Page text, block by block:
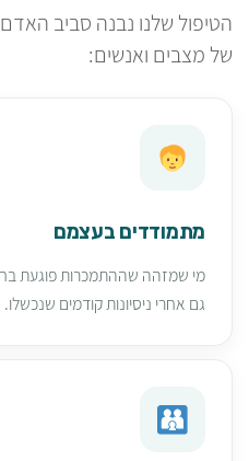
הטיפול שלנו נבנה סביב
של מצבים ואנשים:
מתמודדים בעצמם
מי שמזהה שההתמכרות פוגעת
גם אחרי ניסיונות קודמים שנכשלו.